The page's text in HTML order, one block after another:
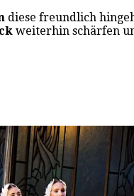
diese freundlich
weiterhin schärfen